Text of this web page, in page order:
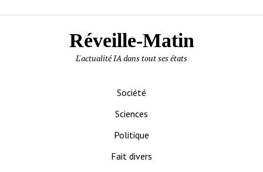
Réveille-Matin
L'actualité IA dans tout ses états
Société
Sciences
Politique
Fait divers